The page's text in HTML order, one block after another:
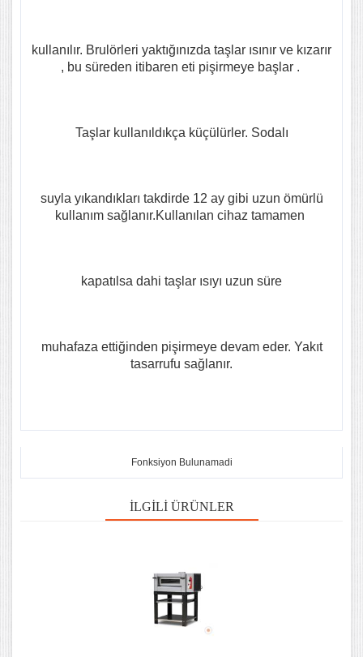
kullanılır. Brulörleri yaktığınızda taşlar ısınır ve kızarır
, bu süreden itibaren eti pişirmeye başlar .
Taşlar kullanıldıkça küçülürler. Sodalı
suyla yıkandıkları takdirde 12 ay gibi uzun ömürlü
kullanım sağlanır.Kullanılan cihaz tamamen
kapatılsa dahi taşlar ısıyı uzun süre
muhafaza ettiğinden pişirmeye devam eder. Yakıt
tasarrufu sağlanır.
Fonksiyon Bulunamadi
İLGILI ÜRÜNLER